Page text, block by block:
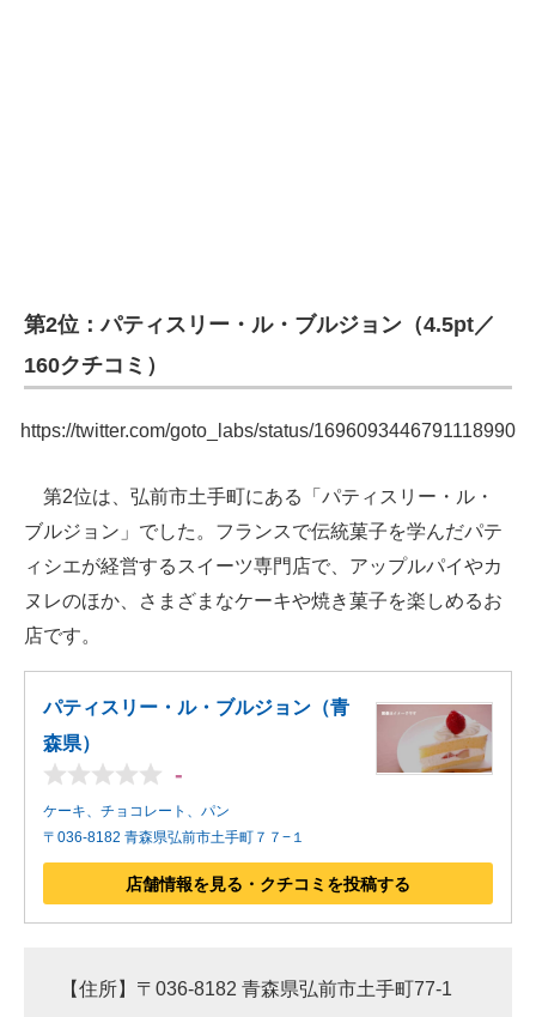
第2位：パティスリー・ル・ブルジョン（4.5pt／
160クチコミ）
https://twitter.com/goto_labs/status/1696093446791118990
第2位は、弘前市土手町にある「パティスリー・ル・
ブルジョン」でした。フランスで伝統菓子を学んだパテ
ィシエが経営するスイーツ専門店で、アップルパイやカ
ヌレのほか、さまざまなケーキや焼き菓子を楽しめるお
店です。
パティスリー・ル・ブルジョン（青
森県）
-
ケーキ、チョコレート、パン
〒036-8182 青森県弘前市土手町７７−１
店舗情報を見る・クチコミを投稿する
【住所】〒036-8182 青森県弘前市土手町77-1